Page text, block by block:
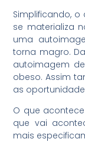
Simplificando,
se materializa
uma
torna magro.
autoimagem
obeso. Assim
as
O que
que vai
mais